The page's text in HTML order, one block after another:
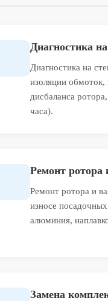
Диагностика
Диагностика на
изоляции
дисбаланса
часа).
Ремонт ротора
Ремонт ротора и
износе
алюминия,
Замена